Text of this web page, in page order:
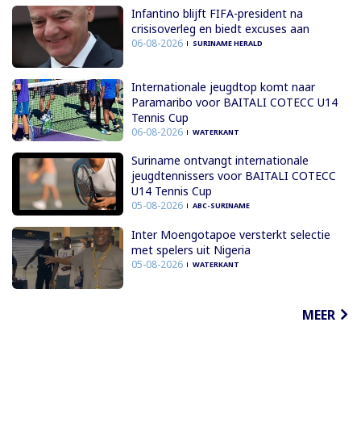
Infantino blijft FIFA-president na
crisisoverleg en biedt excuses aan
06-08-2026 SURINAME HERALD
Internationale jeugdtop komt naar
Paramaribo voor BAITALI COTECC U14
Tennis Cup
06-08-2026 WATERKANT
Suriname ontvangt internationale
jeugdtennissers voor BAITALI COTECC
U14 Tennis Cup
05-08-2026 ABC-SURINAME
Inter Moengotapoe versterkt selectie
met spelers uit Nigeria
05-08-2026 WATERKANT
MEER